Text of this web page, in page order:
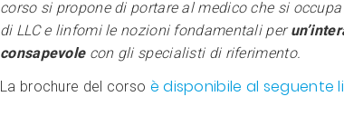
corso si propone di portare al medico che si
di LLC e linfomi le nozioni fondamentali per
consapevolecon gli specialisti di riferimento.
La brochure del corso è disponibile al seguente